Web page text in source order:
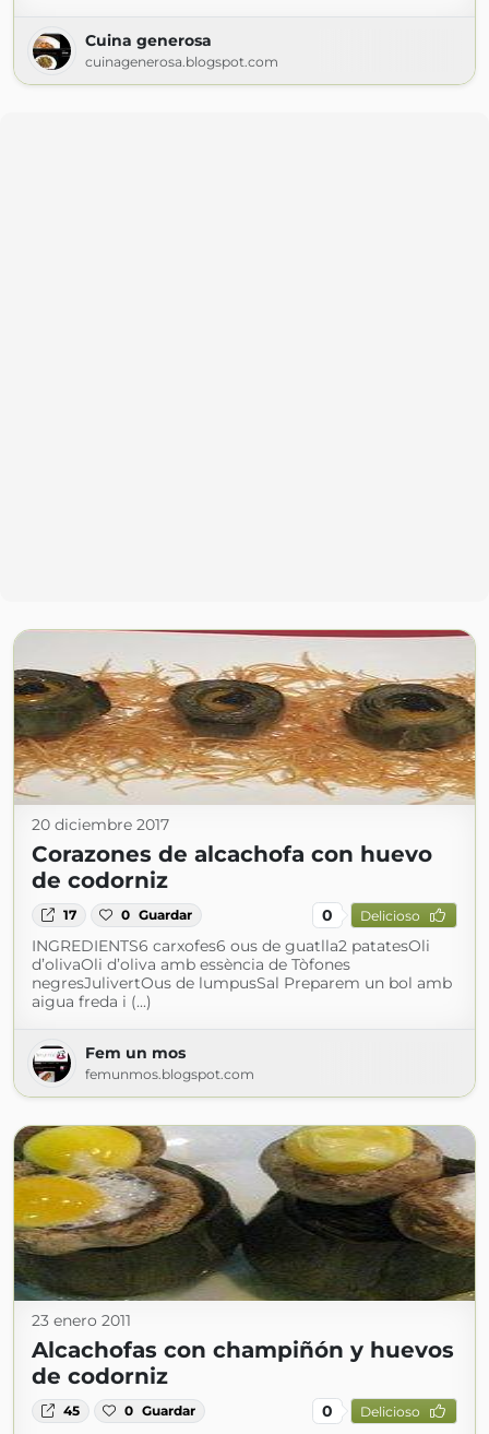
Cuina generosa
cuinagenerosa.blogspot.com
20 diciembre 2017
Corazones de alcachofa con huevo
de codorniz
17 0 Guardar 0 Delicioso
INGREDIENTS6 carxofes6 ous de guatlla2 patatesOli
d’olivaOli d’oliva amb essència de Tòfones
negresJulivertOus de lumpusSal Preparem un bol amb
aigua freda i (...)
Fem un mos
femunmos.blogspot.com
23 enero 2011
Alcachofas con champiñón y huevos
de codorniz
45 0 Guardar 0 Delicioso